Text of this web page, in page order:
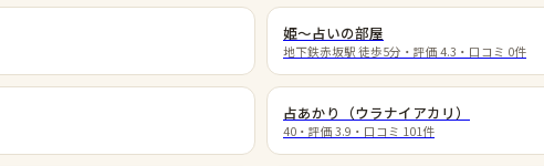
姫〜占いの部屋
地下鉄赤坂駅 徒歩5分 ・評価 4.3 ・口コミ 0件
占あかり（ウラナイアカリ）
40 ・評価 3.9 ・口コミ 101件